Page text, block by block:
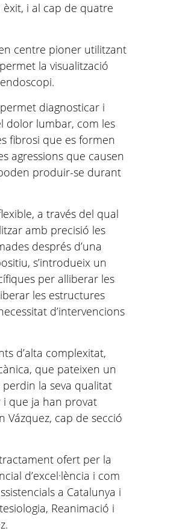
i al cap de quatre
centre pioner utilitzant
la visualització
diagnosticar i
dolor lumbar, com les
fibrosi que es formen
agressions que causen
produir-se durant
a través del qual
amb precisió les
després d’una
s’introdueix un
per alliberar les
les estructures
d’intervencions
d’alta complexitat,
que pateixen un
la seva qualitat
que ja han provat
Vázquez, cap de secció
ofert per la
d’excel·lència i com
a Catalunya i
Reanimació i